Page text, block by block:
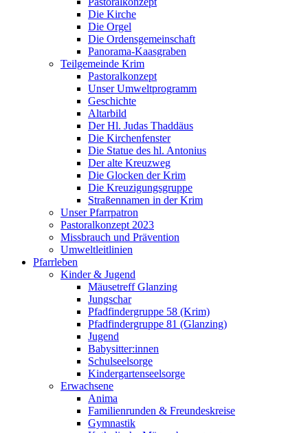
Die Kirche
Die Orgel
Die Ordensgemeinschaft
Panorama-Kaasgraben
Teilgemeinde Krim
Pastoralkonzept
Unser Umweltprogramm
Geschichte
Altarbild
Der Hl. Judas Thaddäus
Die Kirchenfenster
Die Statue des hl. Antonius
Der alte Kreuzweg
Die Glocken der Krim
Die Kreuzigungsgruppe
Straßennamen in der Krim
Unser Pfarrpatron
Pastoralkonzept 2023
Missbrauch und Prävention
Umweltleitlinien
Pfarrleben
Kinder & Jugend
Mäusetreff Glanzing
Jungschar
Pfadfindergruppe 58 (Krim)
Pfadfindergruppe 81 (Glanzing)
Jugend
Babysitter:innen
Schulseelsorge
Kindergartenseelsorge
Erwachsene
Anima
Familienrunden & Freundeskreise
Gymnastik